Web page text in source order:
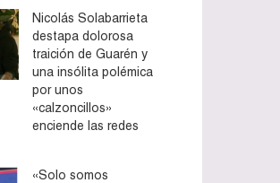
Nicolás Solabarrieta
destapa dolorosa
traición de Guarén y
una insólita polémica
por unos
«calzoncillos»
enciende las redes
«Solo somos